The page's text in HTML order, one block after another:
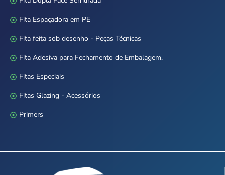
Fita Espaçadora em PE
Fita feita sob desenho - Peças Técnicas
Fita Adesiva para Fechamento de Embalagem.
Fitas Especiais
Fitas Glazing - Acessórios
Primers